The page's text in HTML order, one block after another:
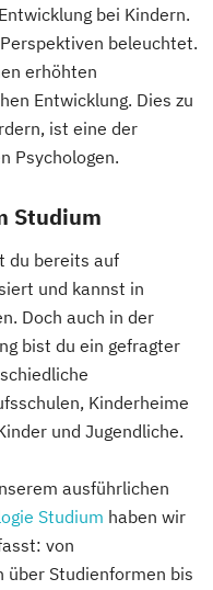
bei Kindern.
beleuchtet.
erhöhten
Entwicklung. Dies zu
ist eine der
Psychologen.
Studium
du bereits auf
und kannst in
Doch auch in der
bist du ein gefragter
Kinderheime
und Jugendliche.
ausführlichen
Studium haben wir
von
über Studienformen bis